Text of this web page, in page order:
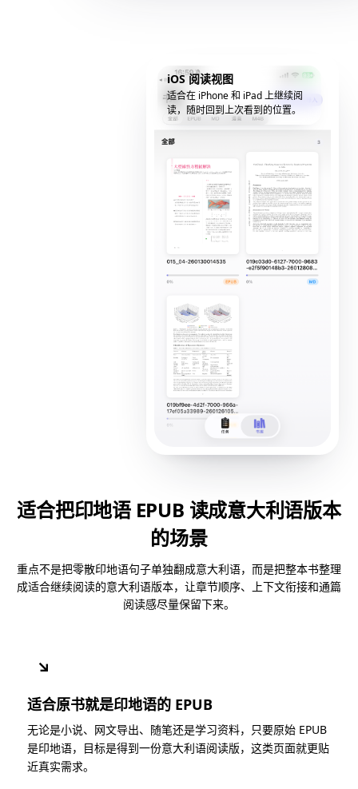
iOS 阅读视图
适合在 iPhone 和 iPad 上继续阅
读，随时回到上次看到的位置。
适合把印地语 EPUB 读成意大利语版本
的场景
重点不是把零散印地语句子单独翻成意大利语，而是把整本书整理
成适合继续阅读的意大利语版本，让章节顺序、上下文衔接和通篇
阅读感尽量保留下来。
↘
适合原书就是印地语的 EPUB
无论是小说、网文导出、随笔还是学习资料，只要原始 EPUB
是印地语，目标是得到一份意大利语阅读版，这类页面就更贴
近真实需求。